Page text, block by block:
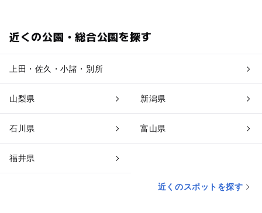
近くの公園・総合公園を探す
上田・佐久・小諸・別所
山梨県 新潟県
石川県 富山県
福井県
近くのスポットを探す